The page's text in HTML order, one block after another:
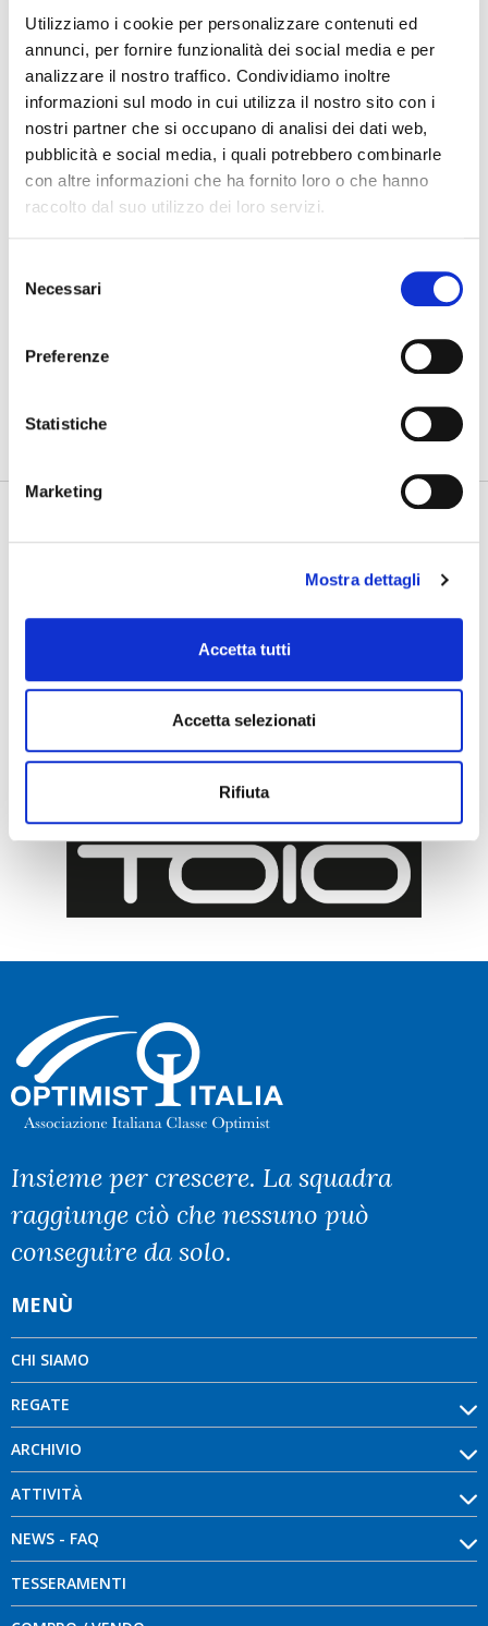
Utilizziamo i cookie per personalizzare contenuti ed
annunci, per fornire funzionalità dei social media e per
analizzare il nostro traffico. Condividiamo inoltre
informazioni sul modo in cui utilizza il nostro sito con i
nostri partner che si occupano di analisi dei dati web,
pubblicità e social media, i quali potrebbero combinarle
con altre informazioni che ha fornito loro o che hanno
raccolto dal suo utilizzo dei loro servizi.
delNecessari
Preferenze
Statistiche
Marketing
Mostra dettagli
Accetta tutti
Accetta selezionati
Rifiuta
BLOG OPTI GAN VAI AL BLOG
03/08/2026
Nuovo GAN
31/07/2026
Gdynia Day 4
Insieme per crescere. La squadra
raggiunge ciò che nessuno può
conseguire da solo.
MENÙ
CHI SIAMO
REGATE
ARCHIVIO
ATTIVITÀ
NEWS - FAQ
TESSERAMENTI